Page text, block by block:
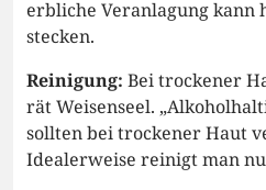
erbliche Veranlagung
stecken.
Reinigung: Bei trockener
rät Weisenseel.
sollten bei trockener Haut
Idealerweise reinigt man